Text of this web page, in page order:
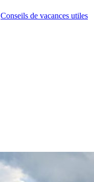
Conseils de vacances utiles